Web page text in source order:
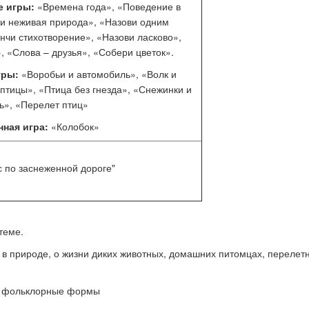
игры: «Времена года», «Поведение в
неживая природа», «Назови одним
стихотворение», «Назови ласково»,
«Слова – друзья», «Собери цветок».
«Воробьи и автомобиль», «Волк и
«Птица без гнезда», «Снежинки и
«Перелет птиц»
игра: «Колобок»
по заснеженной дороге"
природе, о жизни диких животных, домашних питомцах,
формы